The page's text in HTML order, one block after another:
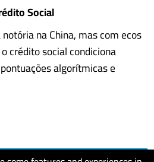
Social
na China, mas com ecos
crédito social condiciona
algorítmicas e